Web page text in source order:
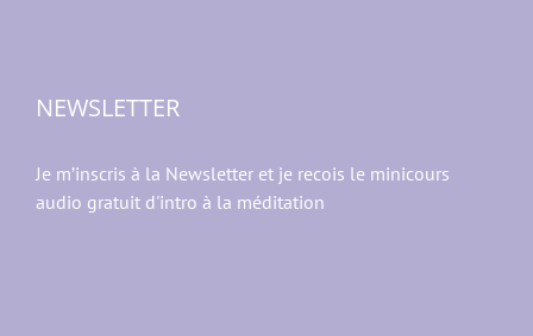
NEWSLETTER
Je m’inscris à la Newsletter et je recois le minicours
audio gratuit d'intro à la méditation